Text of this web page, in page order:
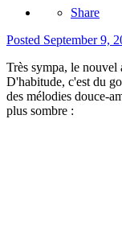
Share
Posted September 9,
Très sympa, le nouvel
D'habitude, c'est du
des mélodies douce-
plus sombre :